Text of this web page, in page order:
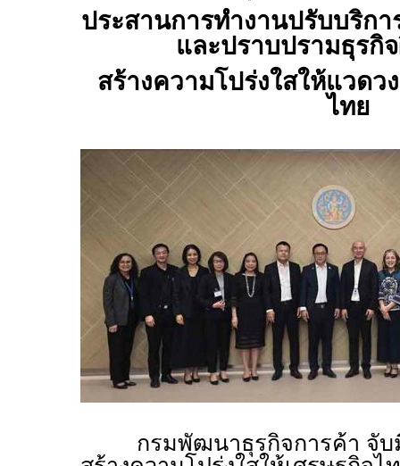
ประสานการทำงานปรับบริก
และปราบปรามธุรกิ
สร้างความโปร่งใสให้แวดว
ไทย
กรมพัฒนาธุรกิจการค้า จับมื